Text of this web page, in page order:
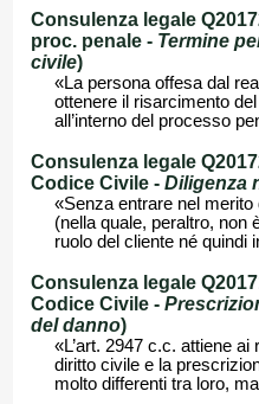
Consulenza legale
proc. penale - Termine
civile)
«La persona offesa dal
ottenere il risarcimento
all’interno del processo
Consulenza legale
Codice Civile - Diligenza
«Senza entrare nel
(nella quale, peraltro, non
ruolo del cliente né quindi
Consulenza legale
Codice Civile -
del danno)
«L’art. 2947 c.c. attiene
diritto civile e la
molto differenti tra loro,